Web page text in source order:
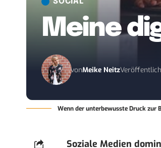
Meine
vonMeike Neitz
Wenn der unterbewusste Druck zur
Soziale Medien